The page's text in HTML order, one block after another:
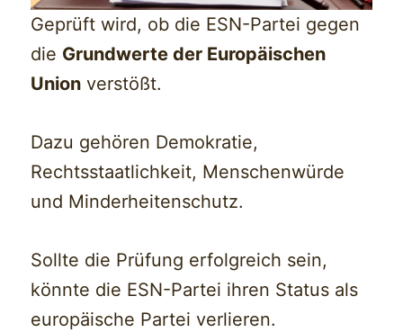
Geprüft wird, ob die ESN-Partei gegen
die Grundwerte der Europäischen
Union verstößt.
Dazu gehören Demokratie,
Rechtsstaatlichkeit, Menschenwürde
und Minderheitenschutz.
Sollte die Prüfung erfolgreich sein,
könnte die ESN-Partei ihren Status als
europäische Partei verlieren.